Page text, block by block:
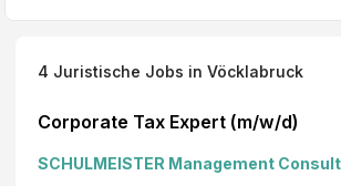
4 Juristische Jobs in Vöcklabruck
Corporate Tax Expert (m/w/d)
SCHULMEISTER Management